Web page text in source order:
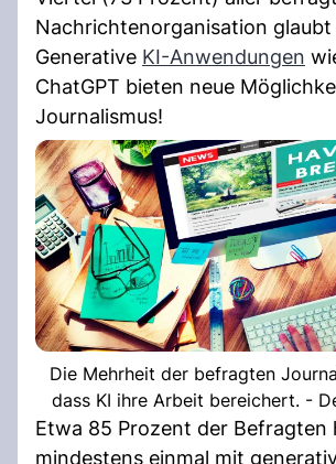
Nachrichtenorganisation glaubt
Generative KI-Anwendungen
ChatGPT bieten neue
Journalismus!
Die Mehrheit der befragten
dass KI ihre Arbeit bereichert. -
Etwa 85 Prozent der Befragten
mindestens einmal mit